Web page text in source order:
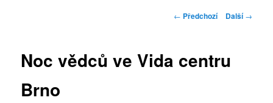
Navigace
← Předchozí Další→
Noc vědců ve Vida centru
Brno